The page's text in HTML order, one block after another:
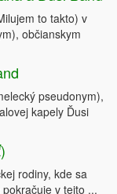
to takto) v
občianskym
pseudonym),
kapely Ďusi
rodiny, kde sa
v tejto ...